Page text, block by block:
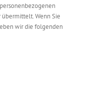
übermittelt. Wenn Sie
wir die folgenden